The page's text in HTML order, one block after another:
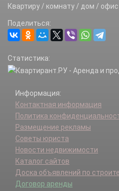
Квартиру / комнату / дом /
Поделиться:
Статистика:
Информация:
Контактная информация
Политика
Размещение рекламы
Советы юриста
Новости недвижимости
Каталог сайтов
Доска объявлений по
Договор аренды